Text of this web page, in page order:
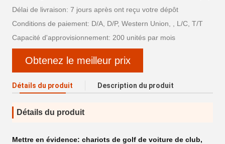
Délai de livraison: 7 jours après ont reçu votre dépôt
Conditions de paiement: D/A, D/P, Western Union, , L/C, T/T
Capacité d'approvisionnement: 200 unités par mois
Obtenez le meilleur prix
Détails du produit Description du produit
Détails du produit
Mettre en évidence: chariots de golf de voiture de club,